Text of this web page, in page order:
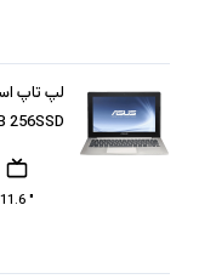
256SSD
" 11.6